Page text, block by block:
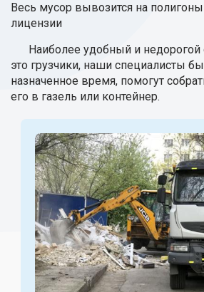
Весь мусор вывозится на
лицензии
Наиболее удобный и недорогой
это грузчики, наши специалисты
назначенное время, помогут
его в газель или контейнер.